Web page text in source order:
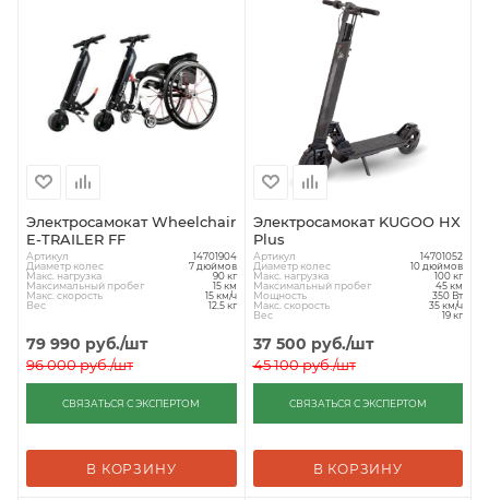
Электросамокат Wheelchair
E-TRAILER FF
Артикул 14701904
Диаметр колес 7 дюймов
Макс. нагрузка 90 кг
Максимальный пробег 15 км
Макс. скорость 15 км/ч
Вес 12.5 кг
79 990 руб./шт
96 000руб./шт
СВЯЗАТЬСЯ С ЭКСПЕРТОМ
В КОРЗИНУ
Электросамокат KUGOO HX
Plus
Артикул 14701052
Диаметр колес 10 дюймов
Макс. нагрузка 100 кг
Максимальный пробег 45 км
Мощность 350 Вт
Макс. скорость 35 км/ч
Вес 19 кг
37 500 руб./шт
45 100руб./шт
СВЯЗАТЬСЯ С ЭКСПЕРТОМ
В КОРЗИНУ